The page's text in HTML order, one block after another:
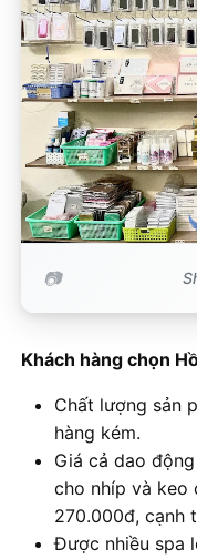
Khách hàng chọn
Chất lượng sản
hàng kém.
Giá cả dao
cho nhíp và keo
270.000đ, cạnh
Được nhiều spa